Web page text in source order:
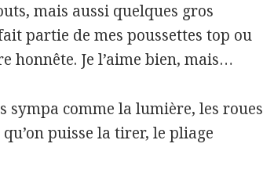
mais aussi quelques gros
partie de mes poussettes top ou
honnête. Je l’aime bien, mais…
sympa comme la lumière, les roues
puisse la tirer, le pliage